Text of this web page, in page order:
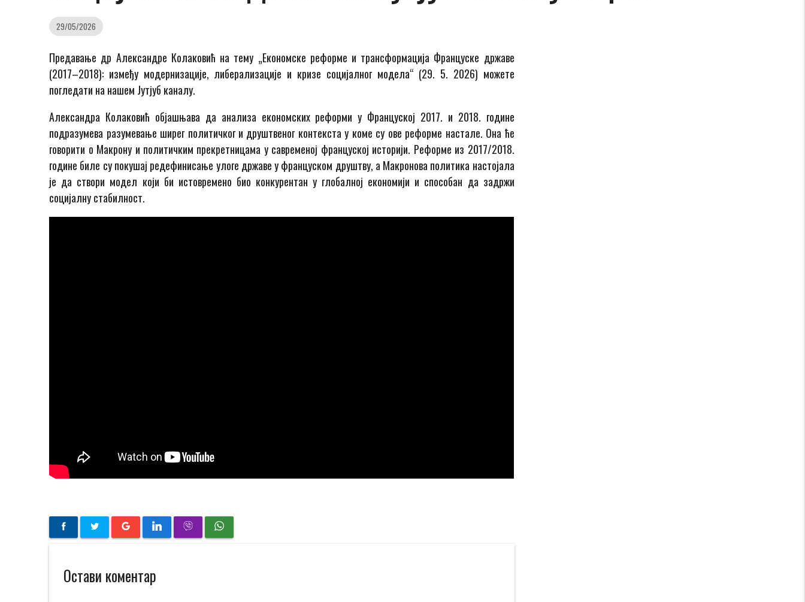
29/05/2026
Предавање др Александре Колаковић на тему „Економске реформе и трансформација Француске државе
(2017–2018): између модернизације, либерализације и кризе социјалног модела“ (29. 5. 2026) можете
погледати на нашем Јутјуб каналу.
Александра Колаковић објашњава да анализа економских реформи у Француској 2017. и 2018. године
подразумева разумевање ширег политичког и друштвеног контекста у коме су ове реформе настале. Она ће
говорити о Макрону и политичким прекретницама у савременој француској историји. Реформе из 2017/2018.
године биле су покушај редефинисање улоге државе у француском друштву, а Макронова политика настојала
је да створи модел који би истовремено био конкурентан у глобалној економији и способан да задржи
социјалну стабилност.
Остави коментар